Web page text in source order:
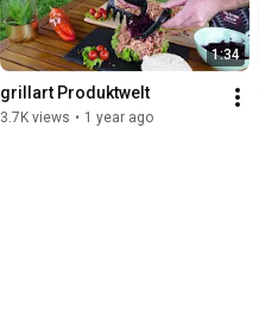
1:34
grillart Produktwelt
3.7K views • 1 year ago